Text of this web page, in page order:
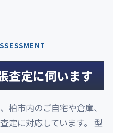
査定に伺います
柏市内のご自宅や倉庫、
定に対応しています。 型